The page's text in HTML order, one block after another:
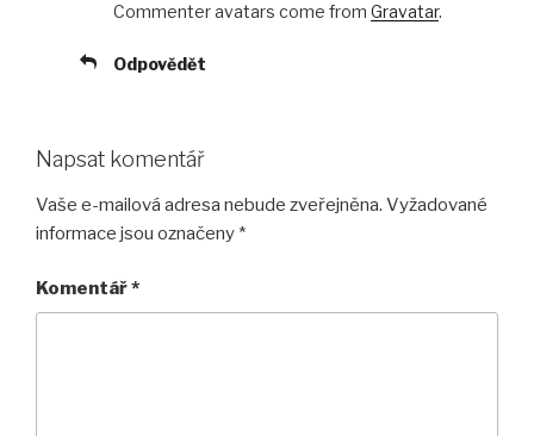
Commenter avatars come from Gravatar.
Odpovědět
Napsat komentář
Vaše e-mailová adresa nebude zveřejněna. Vyžadované
informace jsou označeny *
Komentář*